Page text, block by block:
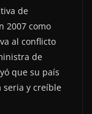
de
2007 como
al conflicto
de
que su país
seria y creíble